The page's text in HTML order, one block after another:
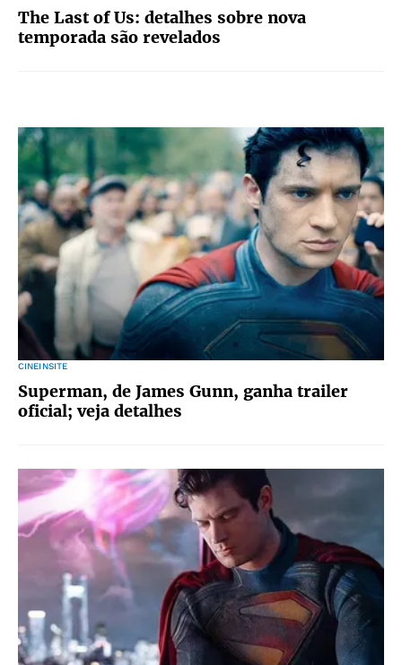
The Last of Us: detalhes sobre nova
temporada são revelados
CINEINSITE
Superman, de James Gunn, ganha trailer
oficial; veja detalhes